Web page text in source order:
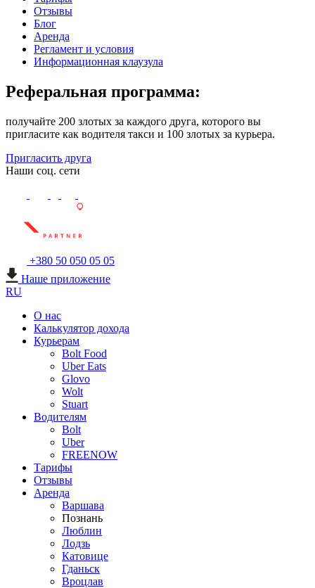
Отзывы
Блог
Аренда
Регламент и условия
Информационная клаузула
Реферальная программа:
получайте 200 злотых за каждого друга, которого вы
пригласите как водителя такси и 100 злотых за курьера.
Пригласить друга
Наши соц. сети
+380 50 050 05 05
Наше приложение
RU
О нас
Калькулятор дохода
Курьерам
Bolt Food
Uber Eats
Glovo
Wolt
Stuart
Водителям
Bolt
Uber
FREENOW
Тарифы
Отзывы
Аренда
Варшава
Познань
Люблин
Лодзь
Катовице
Гданьск
Вроцлав